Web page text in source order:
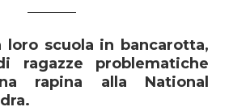
loro scuola in bancarotta,
ragazze problematiche
rapina alla National